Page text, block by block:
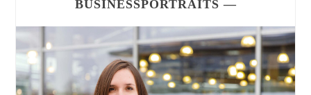
BUSINESSPORTRAITS —